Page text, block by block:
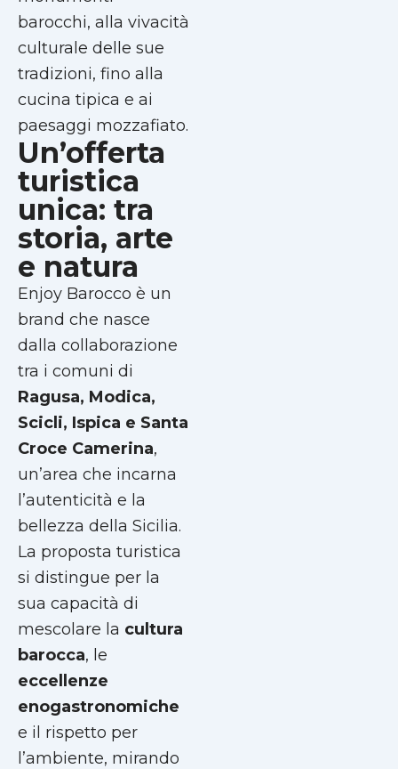
barocchi, alla vivacità
culturale delle sue
tradizioni, fino alla
cucina tipica e ai
paesaggi mozzafiato.
Un’offerta
turistica
unica: tra
storia, arte
e natura
Enjoy Barocco è un
brand che nasce
dalla collaborazione
tra i comuni di
Ragusa, Modica,
Scicli, Ispica e Santa
Croce Camerina,
un’area che incarna
l’autenticità e la
bellezza della Sicilia.
La proposta turistica
si distingue per la
sua capacità di
mescolare la cultura
barocca, le
eccellenze
enogastronomiche
e il rispetto per
l’ambiente, mirando